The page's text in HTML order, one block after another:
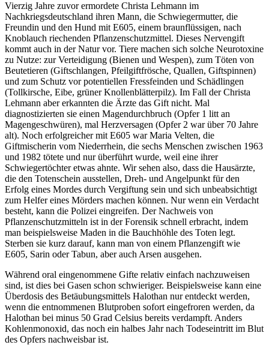
Vierzig Jahre zuvor ermordete Christa Lehmann im
Nachkriegsdeutschland ihren Mann, die Schwiegermutter, die
Freundin und den Hund mit E605, einem braunflüssigen, nach
Knoblauch riechenden Pflanzenschutzmittel. Dieses Nervengift
kommt auch in der Natur vor. Tiere machen sich solche Neurotoxine
zu Nutze: zur Verteidigung (Bienen und Wespen), zum Töten von
Beutetieren (Giftschlangen, Pfeilgiftfrösche, Quallen, Giftspinnen)
und zum Schutz vor potentiellen Fressfeinden und Schädlingen
(Tollkirsche, Eibe, grüner Knollenblätterpilz). Im Fall der Christa
Lehmann aber erkannten die Ärzte das Gift nicht. Mal
diagnostizierten sie einen Magendurchbruch (Opfer 1 litt an
Magengeschwüren), mal Herzversagen (Opfer 2 war über 70 Jahre
alt). Noch erfolgreicher mit E605 war Maria Velten, die
Giftmischerin vom Niederrhein, die sechs Menschen zwischen 1963
und 1982 tötete und nur überführt wurde, weil eine ihrer
Schwiegertöchter etwas ahnte. Wir sehen also, dass die Hausärzte,
die den Totenschein ausstellen, Dreh- und Angelpunkt für den
Erfolg eines Mordes durch Vergiftung sein und sich unbeabsichtigt
zum Helfer eines Mörders machen können. Nur wenn ein Verdacht
besteht, kann die Polizei eingreifen. Der Nachweis von
Pflanzenschutzmitteln ist in der Forensik schnell erbracht, indem
man beispielsweise Maden in die Bauchhöhle des Toten legt.
Sterben sie kurz darauf, kann man von einem Pflanzengift wie
E605, Sarin oder Tabun, aber auch Arsen ausgehen.
Während oral eingenommene Gifte relativ einfach nachzuweisen
sind, ist dies bei Gasen schon schwieriger. Beispielsweise kann eine
Überdosis des Betäubungsmittels Halothan nur entdeckt werden,
wenn die entnommenen Blutproben sofort eingefroren werden, da
Halothan bei minus 50 Grad Celsius bereits verdampft. Anders
Kohlenmonoxid, das noch ein halbes Jahr nach Todeseintritt im Blut
des Opfers nachweisbar ist.